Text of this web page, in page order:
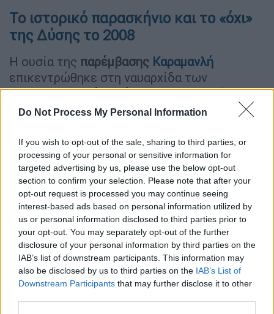
Do Not Process My Personal Information
If you wish to opt-out of the sale, sharing to third parties, or
processing of your personal or sensitive information for
targeted advertising by us, please use the below opt-out
section to confirm your selection. Please note that after your
opt-out request is processed you may continue seeing
interest-based ads based on personal information utilized by
us or personal information disclosed to third parties prior to
your opt-out. You may separately opt-out of the further
disclosure of your personal information by third parties on the
IAB’s list of downstream participants. This information may
also be disclosed by us to third parties on the IAB’s List of
Downstream Participants that may further disclose it to other
Το ιστορικό παρασκήνιο και το «όχι»
της Δύσης το 2008
Η ουσία της παρέμβασης Καραμανλή
επικεντρώθηκε στη ναυαρχίδα των
ελληνοκινεζικών σχέσεων, που δεν είναι
άλλη από την επένδυση της COSCO στο
προχώρησε σε αναλυτική αναδρομή,
θυμίζοντας ότι η υπογραφή της
Ολοκληρωμένης Στρατηγικής Εταιρικής
Σχέσης το 2006 και η μετέπειτα συμφωνία
του 2008 με τον τότε Πρόεδρο Hu Jintaoγια
την παραχώρηση των προβλητών,
αντιμετωπίστηκαν αρχικά με έντονο
σκεπτικισμό, ακόμη και με απογοήτευση από
γειτονικές ευρωπαϊκές χώρες.